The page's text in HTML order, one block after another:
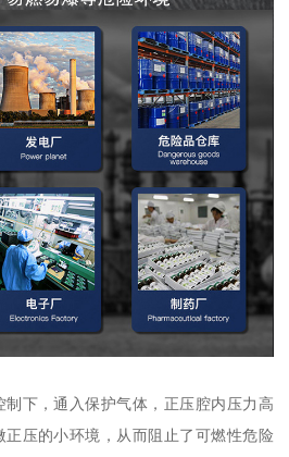
下，通入保护气体，正压腔内压力高
压的小环境，从而阻止了可燃性危险